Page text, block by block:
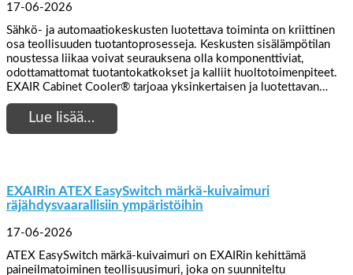
17-06-2026
Sähkö- ja automaatiokeskusten luotettava toiminta on kriittinen
osa teollisuuden tuotantoprosesseja. Keskusten sisälämpötilan
noustessa liikaa voivat seurauksena olla komponenttiviat,
odottamattomat tuotantokatkokset ja kalliit huoltotoimenpiteet.
EXAIR Cabinet Cooler® tarjoaa yksinkertaisen ja luotettavan…
Lue lisää…
EXAIRin ATEX EasySwitch märkä-kuivaimuri
räjähdysvaarallisiin ympäristöihin
17-06-2026
ATEX EasySwitch märkä-kuivaimuri on EXAIRin kehittämä
paineilmatoiminen teollisuusimuri, joka on suunniteltu